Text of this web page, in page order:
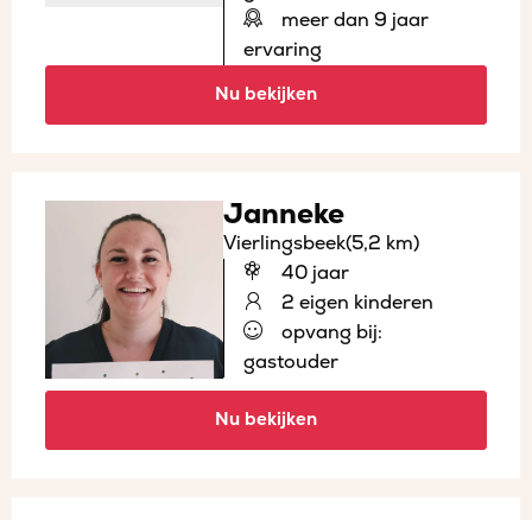
meer dan 9 jaar
ervaring
Nu bekijken
Janneke
Vierlingsbeek(5,2 km)
40 jaar
2 eigen kinderen
opvang bij:
gastouder
Nu bekijken